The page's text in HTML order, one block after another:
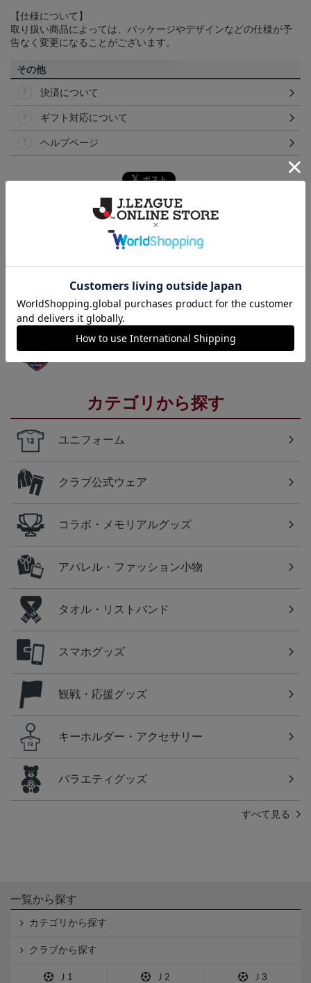
【仕様について】
取り扱い商品によっては、パッケージやデザインなどの仕様が予
告なく変更になることがございます。
その他
決済について
ギフト対応について
ヘルプページ
こだわりのデザインに注目！タオルマフラーは応援
の必須アイテム！
岡山
ファジアーノ岡山のすべてのグッズをチェックした
い方に！全グッズ一覧はこちら！
カテゴリから探す
ユニフォーム
クラブ公式ウェア
コラボ・メモリアルグッズ
アパレル・ファッション小物
タオル・リストバンド
スマホグッズ
観戦・応援グッズ
キーホルダー・アクセサリー
バラエティグッズ
すべて見る
一覧から探す
カテゴリから探す
クラブから探す
Ｊ1 Ｊ2 Ｊ3